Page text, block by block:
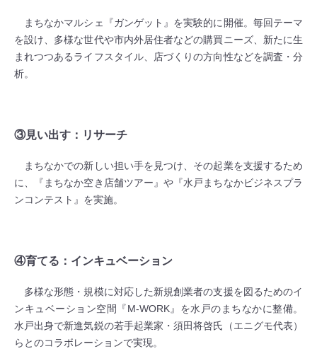
まちなかマルシェ『ガンゲット』を実験的に開催。毎回テーマ
を設け、多様な世代や市内外居住者などの購買ニーズ、新たに生
まれつつあるライフスタイル、店づくりの方向性などを調査・分
析。
③見い出す：リサーチ
まちなかでの新しい担い手を見つけ、その起業を支援するため
に、『まちなか空き店舗ツアー』や『水戸まちなかビジネスプラ
ンコンテスト』を実施。
④育てる：インキュベーション
多様な形態・規模に対応した新規創業者の支援を図るためのイ
ンキュベーション空間『M-WORK』を水戸のまちなかに整備。
水戸出身で新進気鋭の若手起業家・須田将啓氏（エニグモ代表）
らとのコラボレーションで実現。